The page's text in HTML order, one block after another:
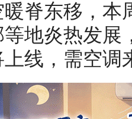
脊东移，本
地炎热发展
线，需空调